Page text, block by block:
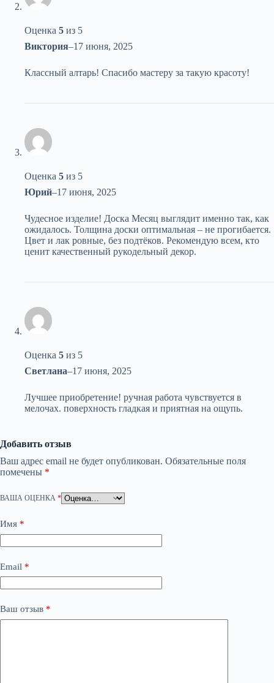
Оценка 5 из 5
Виктория–17 июня, 2025
Классный алтарь! Спасибо мастеру за такую красоту!
Оценка 5 из 5
Юрий–17 июня, 2025
Чудесное изделие! Доска Месяц выглядит именно так, как
ожидалось. Толщина доски оптимальная – не прогибается.
Цвет и лак ровные, без подтёков. Рекомендую всем, кто
ценит качественный рукодельный декор.
Оценка 5 из 5
Светлана–17 июня, 2025
Лучшее приобретение! ручная работа чувствуется в
мелочах. поверхность гладкая и приятная на ощупь.
Добавить отзыв
Ваш адрес email не будет опубликован. Обязательные поля
помечены *
ВАША ОЦЕНКА *
Имя *
Email *
Ваш отзыв *